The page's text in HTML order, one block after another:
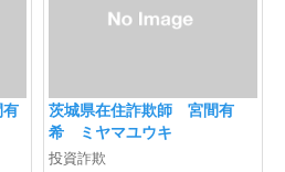
茨城県在住詐欺師 宮間有
希 ミヤマユウキ
投資詐欺